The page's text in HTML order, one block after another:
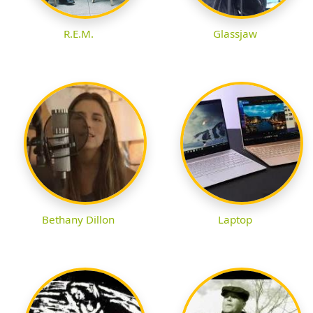
R.E.M. Glassjaw
Bethany Dillon Laptop